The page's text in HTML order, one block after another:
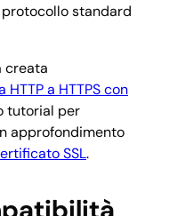
standard
creata
HTTP a HTTPS con
tutorial per
approfondimento
SSL.